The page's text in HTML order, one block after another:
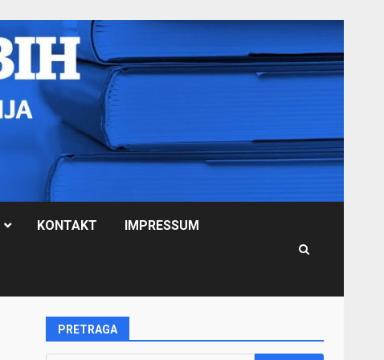
KONTAKT IMPRESSUM
PRETRAGA